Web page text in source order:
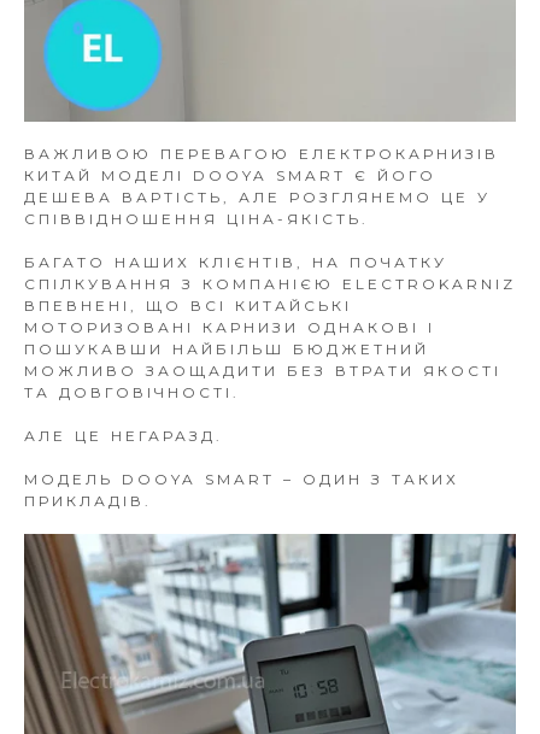
ВАЖЛИВОЮ ПЕРЕВАГОЮ ЕЛЕКТРОКАРНИЗІВ
КИТАЙ МОДЕЛІ DOOYA SMART Є ЙОГО
ДЕШЕВА ВАРТІСТЬ, АЛЕ РОЗГЛЯНЕМО ЦЕ У
СПІВВІДНОШЕННЯ ЦІНА-ЯКІСТЬ.
БАГАТО НАШИХ КЛІЄНТІВ, НА ПОЧАТКУ
СПІЛКУВАННЯ З КОМПАНІЄЮ ELECTROKARNIZ
ВПЕВНЕНІ, ЩО ВСІ КИТАЙСЬКІ
МОТОРИЗОВАНІ КАРНИЗИ ОДНАКОВІ І
ПОШУКАВШИ НАЙБІЛЬШ БЮДЖЕТНИЙ
МОЖЛИВО ЗАОЩАДИТИ БЕЗ ВТРАТИ ЯКОСТІ
ТА ДОВГОВІЧНОСТІ.
АЛЕ ЦЕ НЕГАРАЗД.
МОДЕЛЬ DOOYA SMART – ОДИН З ТАКИХ
ПРИКЛАДІВ.